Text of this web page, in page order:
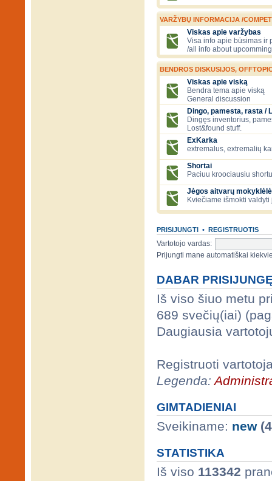
VARŽYBŲ INFORMACIJA /
Viskas apie varžybas
Visa info apie būsimas ir
/all info about
BENDROS DISKUSIJOS,
Viskas apie viską
Bendra tema apie viską
General discussion
Dingo, pamesta, rasta /
Dingęs inventorius,
Lost&found stuff.
ExKarka
extremalus, extremalių
Shortai
Paciuu kroociausiu
Jėgos aitvarų mokyklėlė
Kviečiame išmokti
PRISIJUNGTI • REGISTRUOTIS
Vartotojo vardas:
Prijungti mane automatiškai
DABAR
Iš viso šiuo metu
689 svečių(iai)
Daugiausia
Registruoti
Legenda:
GIMTADIENIAI
Sveikiname: new
STATISTIKA
Iš viso 113342